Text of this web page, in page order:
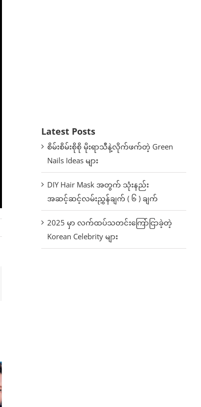
Latest Posts
စိမ်းစိမ်းစိုစို မိုးရာသီနဲ့လိုက်ဖက်တဲ့ Green
Nails Ideas များ
DIY Hair Mask အတွက် သုံးနည်း
အဆင့်ဆင့်လမ်းညွှန်ချက် ( ၆ ) ချက်
2025 မှာ လက်ထပ်သတင်းကြော်ငြာခဲ့တဲ့
Korean Celebrity များ